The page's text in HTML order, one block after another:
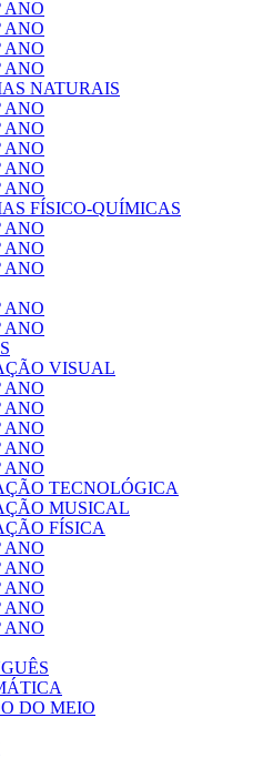
ANO
ANO
ANO
ANO
NATURAIS
ANO
ANO
ANO
ANO
ANO
FÍSICO-QUÍMICAS
ANO
ANO
ANO
ANO
ANO
VISUAL
ANO
ANO
ANO
ANO
ANO
TECNOLÓGICA
MUSICAL
FÍSICA
ANO
ANO
ANO
ANO
ANO
DO MEIO